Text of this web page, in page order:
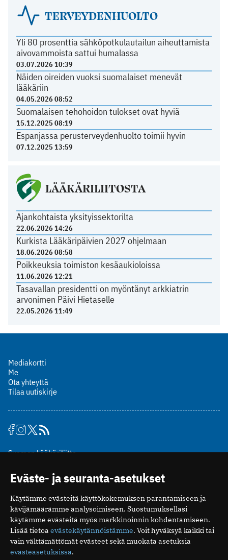
TERVEYDENHUOLTO
Yli 80 prosenttia sähköpotkulautailun aiheuttamista
aivovammoista sattui humalassa
03.07.2026 10:39
Näiden oireiden vuoksi suomalaiset menevät
lääkäriin
04.05.2026 08:52
Suomalaisen tehohoidon tulokset ovat hyviä
15.12.2025 08:19
Espanjassa perusterveydenhuolto toimii hyvin
07.12.2025 13:59
LÄÄKÄRILIITOSTA
Ajankohtaista yksityissektorilta
22.06.2026 14:26
Kurkista Lääkäripäivien 2027 ohjelmaan
18.06.2026 08:58
Poikkeuksia toimiston kesäaukioloissa
11.06.2026 12:21
Tasavallan presidentti on myöntänyt arkkiatrin
arvonimen Päivi Hietaselle
22.05.2026 11:49
Mediakortti
Me
Ota yhteyttä
Tilaa uutiskirje
Suomen Lääkäriliitto
00510 Helsinki
puh. (09) 393 091
toimitus@potilaanlaakarilehti.fi
ISSN 2323-9476
Eväste- ja seuranta-asetukset
Käytämme evästeitä käyttökokemuksen parantamiseen ja
kävijämäärämme analysoimiseen. Suostumuksellasi
käytämme evästeitä myös markkinoinnin kohdentamiseen.
Lisää tietoa evästekäytännöistämme. Voit hyväksyä kaikki tai
vain välttämättömät evästeet sekä muokata asetuksia
evästeasetuksissa.